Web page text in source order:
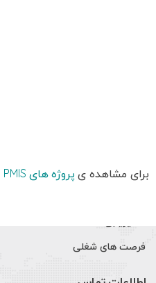
برای مشاهده ی پروژه های PMIS دسترسی سریع
فرصت های شغلی